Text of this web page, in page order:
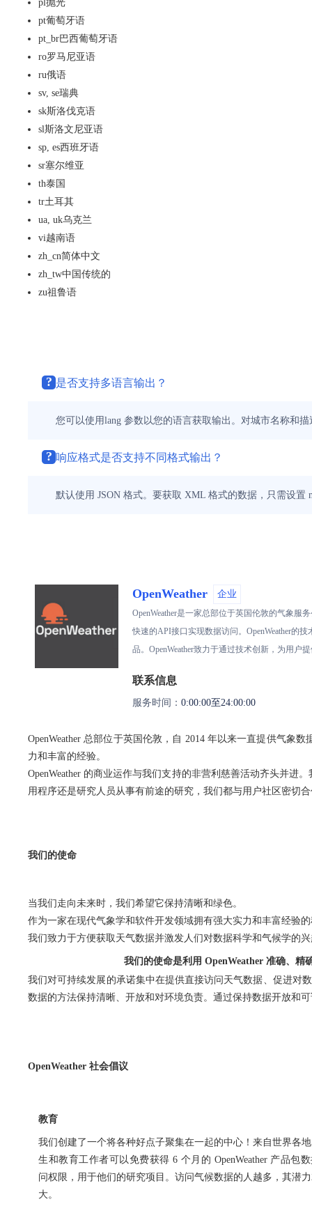
pl抛光
pt葡萄牙语
pt_br巴西葡萄牙语
ro罗马尼亚语
ru俄语
sv, se瑞典
sk斯洛伐克语
sl斯洛文尼亚语
sp, es西班牙语
sr塞尔维亚
th泰国
tr土耳其
ua, uk乌克兰
vi越南语
zh_cn简体中文
zh_tw中国传统的
zu祖鲁语
? 是否支持多语言输出？
您可以使用lang 参数以您的语言获取输出。对城市名称和
? 响应格式是否支持不同格式输出？
默认使用 JSON 格式。要获取 XML 格式的数据，只需设置
OpenWeather 企业
OpenWeather是一家总部位于英国伦敦的气象
快速的API接口实现数据访问。OpenWeather的
品。OpenWeather致力于通过技术创新，为用户
联系信息
服务时间： 0:00:00至24:00:00
OpenWeather 总部位于英国伦敦，自 2014 年以来一直提供气象
力和丰富的经验。
OpenWeather 的商业运作与我们支持的非营利慈善活动齐头并进
用程序还是研究人员从事有前途的研究，我们都与用户社区密切
我们的使命
当我们走向未来时，我们希望它保持清晰和绿色。
作为一家在现代气象学和软件开发领域拥有强大实力和丰富经验
我们致力于方便获取天气数据并激发人们对数据科学和气候学的
我们的使命是利用 OpenWeather 准确、
我们对可持续发展的承诺集中在提供直接访问天气数据、促进对
数据的方法保持清晰、开放和对环境负责。通过保持数据开放和
OpenWeather 社会倡议
教育
我们创建了一个将各种好点子聚集在一起的中心！来自世界各
生和教育工作者可以免费获得 6 个月的 OpenWeather 产品包
问权限，用于他们的研究项目。访问气候数据的人越多，其潜
大。